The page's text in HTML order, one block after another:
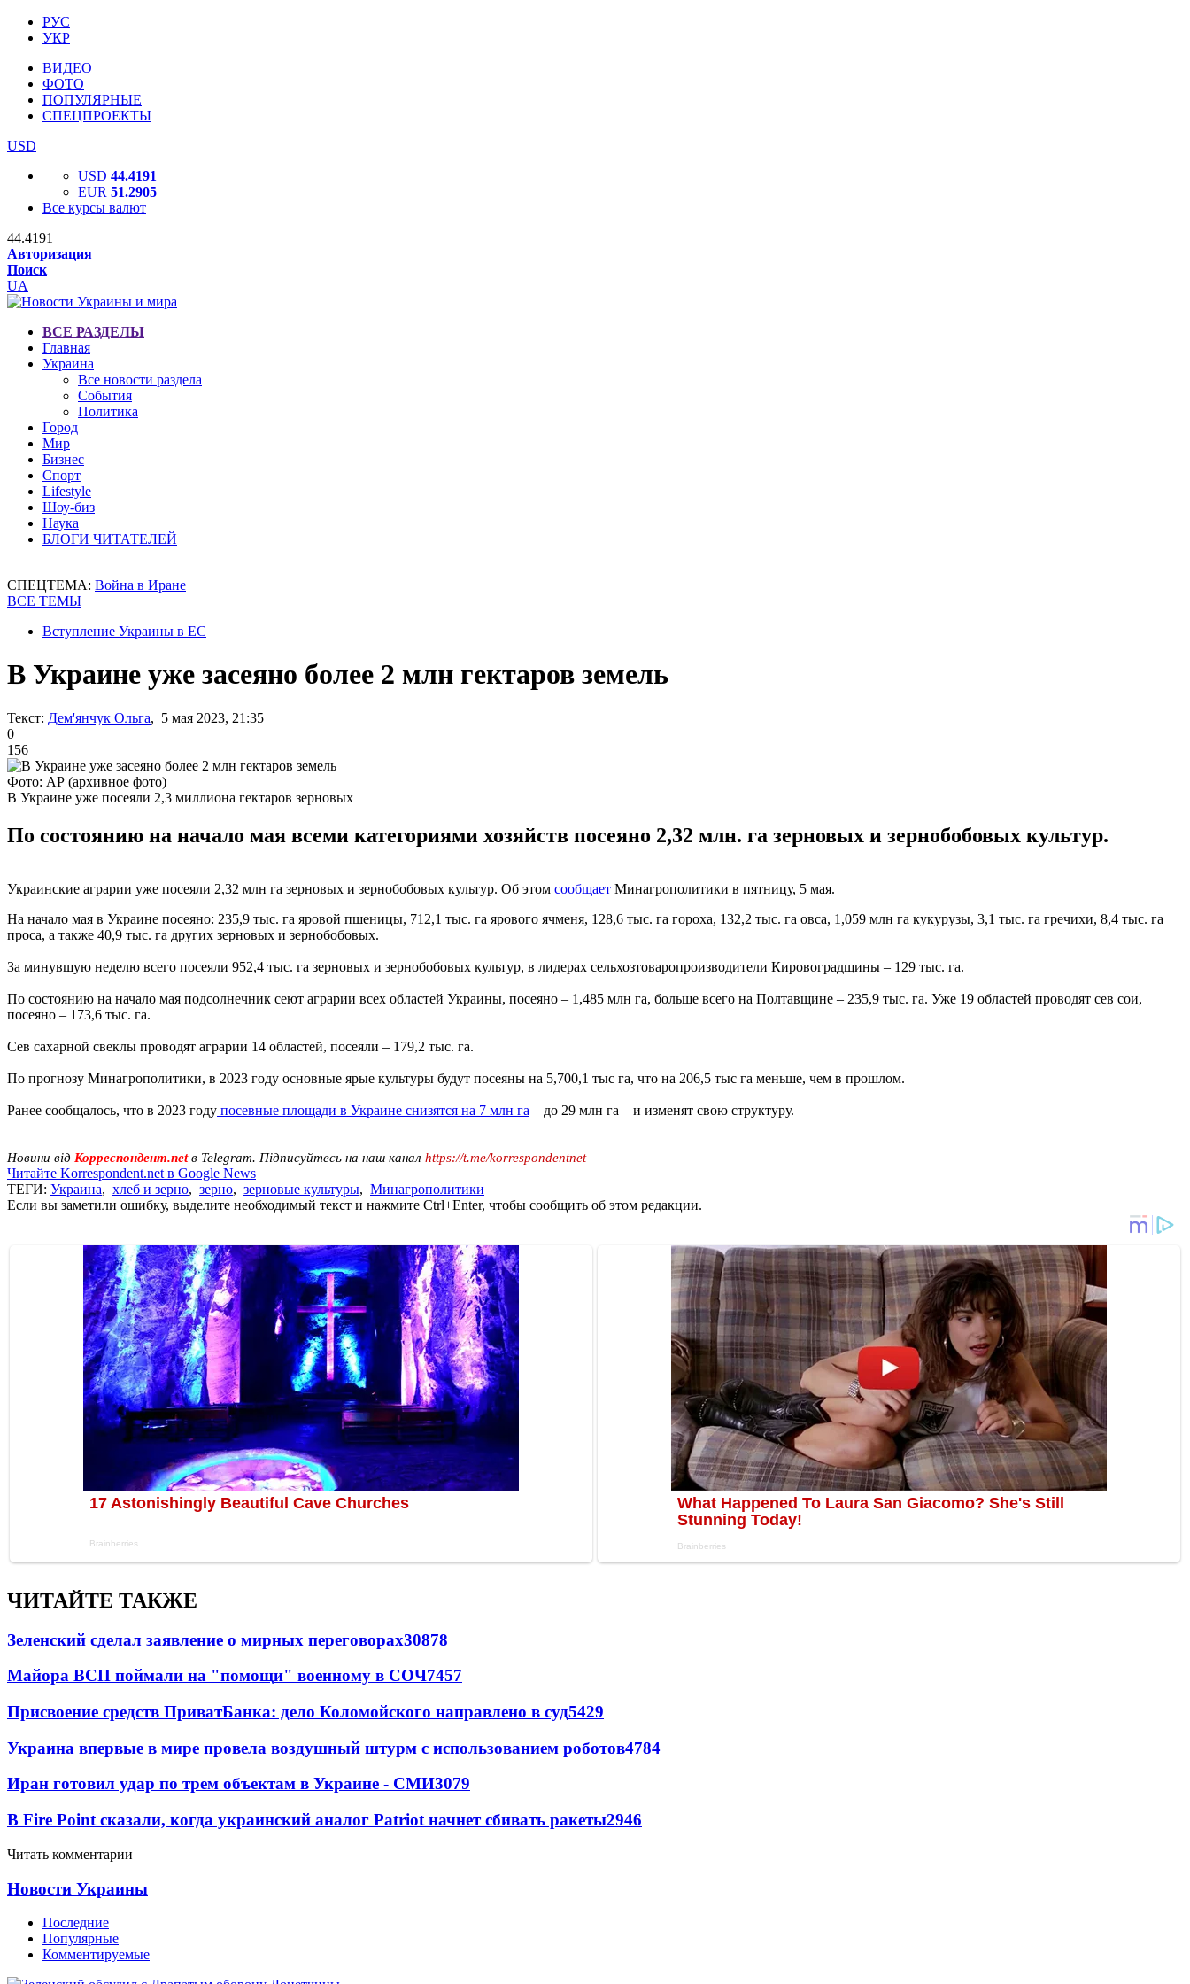
РУС
УКР
ВИДЕО
ФОТО
ПОПУЛЯРНЫЕ
СПЕЦПРОЕКТЫ
USD
USD 44.4191
EUR 51.2905
Все курсы валют
44.4191
Авторизация
Поиск
UA
ВСЕ РАЗДЕЛЫ
Главная
Украина
Все новости раздела
События
Политика
Город
Мир
Бизнес
Спорт
Lifestyle
Шоу-биз
Наука
БЛОГИ ЧИТАТЕЛЕЙ
СПЕЦТЕМА: Война в Иране
ВСЕ ТЕМЫ
Вступление Украины в ЕС
В Украине уже засеяно более 2 млн гектаров земель
Текст: Дем'янчук Ольга, 5 мая 2023, 21:35
0
156
Фото: АР (архивное фото)
В Украине уже посеяли 2,3 миллиона гектаров зерновых
По состоянию на начало мая всеми категориями хозяйств посеяно 2,32 млн. га зерновых и зернобобовых культур.
Украинские аграрии уже посеяли 2,32 млн га зерновых и зернобобовых культур. Об этом сообщает Минагрополитики в пятницу, 5 мая.
На начало мая в Украине посеяно: 235,9 тыс. га яровой пшеницы, 712,1 тыс. га ярового ячменя, 128,6 тыс. га гороха, 132,2 тыс. га овса, 1,059 млн га кукурузы, 3,1 тыс. га гречихи, 8,4 тыс. га
проса, а также 40,9 тыс. га других зерновых и зернобобовых.
За минувшую неделю всего посеяли 952,4 тыс. га зерновых и зернобобовых культур, в лидерах сельхозтоваропроизводители Кировоградщины – 129 тыс. га.
По состоянию на начало мая подсолнечник сеют аграрии всех областей Украины, посеяно – 1,485 млн га, больше всего на Полтавщине – 235,9 тыс. га. Уже 19 областей проводят сев сои,
посеяно – 173,6 тыс. га.
Сев сахарной свеклы проводят аграрии 14 областей, посеяли – 179,2 тыс. га.
По прогнозу Минагрополитики, в 2023 году основные ярые культуры будут посеяны на 5,700,1 тыс га, что на 206,5 тыс га меньше, чем в прошлом.
Ранее сообщалось, что в 2023 году посевные площади в Украине снизятся на 7 млн га – до 29 млн га – и изменят свою структуру.
Новини від Корреспондент.netв Telegram. Підписуйтесь на наш канал https://t.me/korrespondentnet
Читайте Korrespondent.net в Google News
ТЕГИ: Украина, хлеб и зерно, зерно, зерновые культуры, Минагрополитики
Если вы заметили ошибку, выделите необходимый текст и нажмите Ctrl+Enter, чтобы сообщить об этом редакции.
ЧИТАЙТЕ ТАКЖЕ
Зеленский сделал заявление о мирных переговорах30878
Майора ВСП поймали на "помощи" военному в СОЧ7457
Присвоение средств ПриватБанка: дело Коломойского направлено в суд5429
Украина впервые в мире провела воздушный штурм с использованием роботов4784
Иран готовил удар по трем объектам в Украине - СМИ3079
В Fire Point сказали, когда украинский аналог Patriot начнет сбивать ракеты2946
Читать комментарии
Новости Украины
Последние
Популярные
Комментируемые